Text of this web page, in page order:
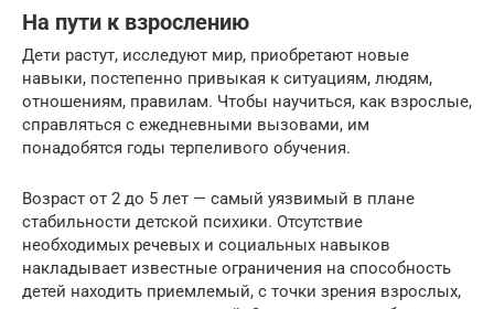
На пути к взрослению
Дети растут, исследуют мир, приобретают новые
навыки, постепенно привыкая к ситуациям, людям,
отношениям, правилам. Чтобы научиться, как взрослые,
справляться с ежедневными вызовами, им
понадобятся годы терпеливого обучения.
Возраст от 2 до 5 лет — самый уязвимый в плане
стабильности детской психики. Отсутствие
необходимых речевых и социальных навыков
накладывает известные ограничения на способность
детей находить приемлемый, с точки зрения взрослых,